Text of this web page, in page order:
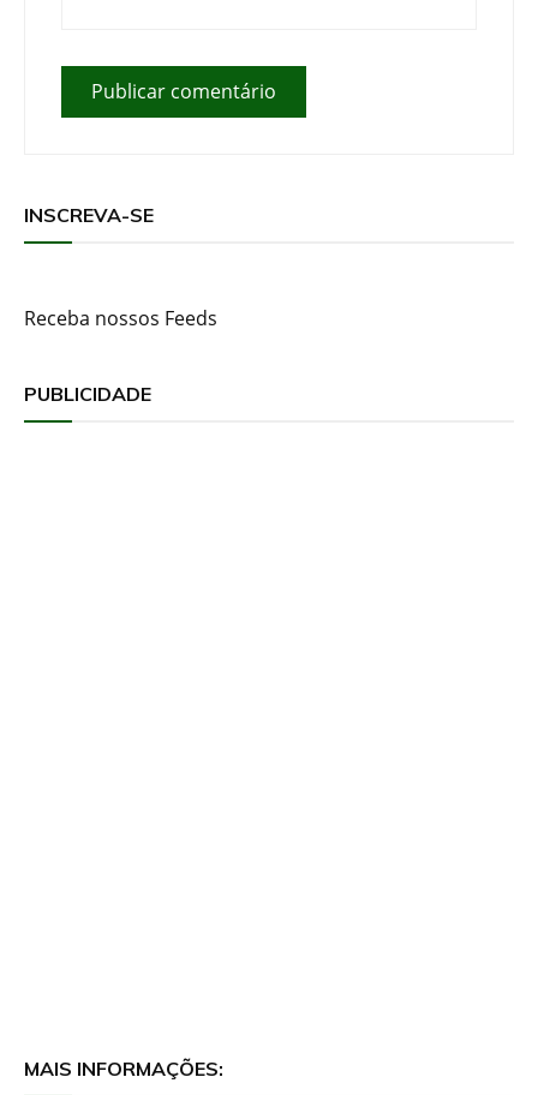
INSCREVA-SE
Receba nossos Feeds
PUBLICIDADE
MAIS INFORMAÇÕES: